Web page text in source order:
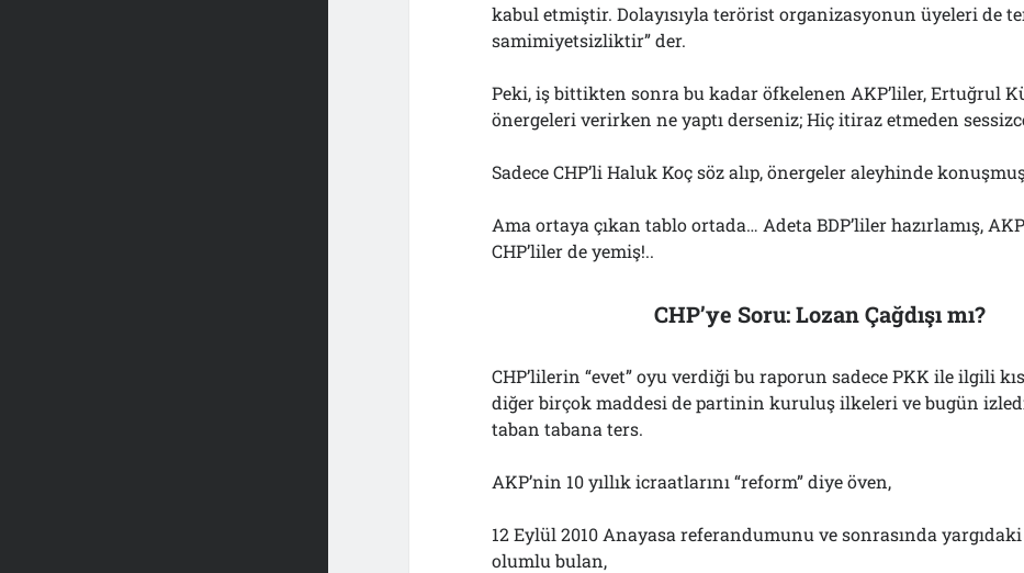
kabul etmiştir. Dolayısıyla terörist organizasyonun üyeleri de
samimiyetsizliktir” der.
Peki, iş bittikten sonra bu kadar öfkelenen AKP’liler, Ertuğrul
önergeleri verirken ne yaptı derseniz; Hiç itiraz etmeden
Sadece CHP’li Haluk Koç söz alıp, önergeler aleyhinde
Ama ortaya çıkan tablo ortada… Adeta BDP’liler hazırlamış,
CHP’liler de yemiş!..
CHP’ye Soru: Lozan Çağdışı mı?
CHP’lilerin “evet” oyu verdiği bu raporun sadece PKK ile ilgili
diğer birçok maddesi de partinin kuruluş ilkeleri ve bugün
taban tabana ters.
AKP’nin 10 yıllık icraatlarını “reform” diye öven,
12 Eylül 2010 Anayasa referandumunu ve sonrasında
olumlu bulan,